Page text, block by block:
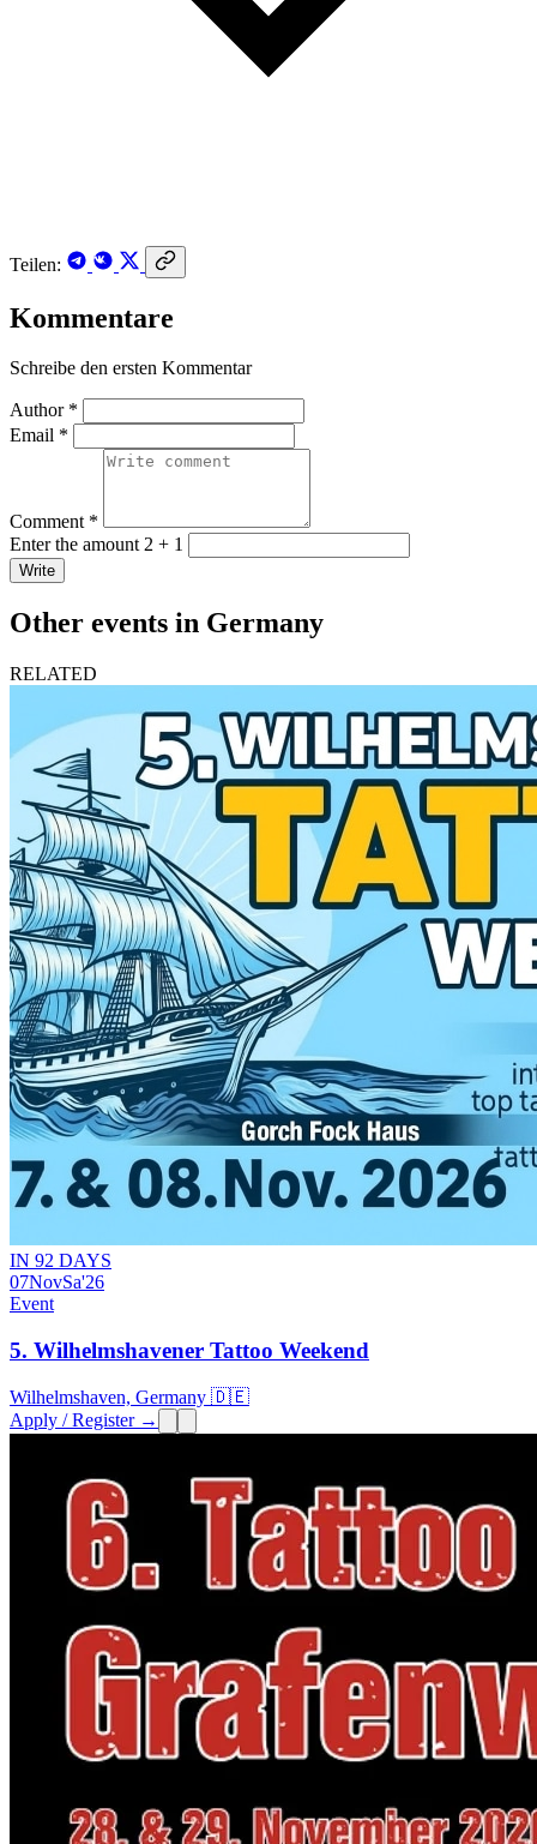
Teilen:
Kommentare
Schreibe den ersten Kommentar
Author *
Email *
Comment *
Enter the amount 2 + 1
Write
Other events in Germany
RELATED
IN 92 DAYS
07NovSa'26
Event
5. Wilhelmshavener Tattoo Weekend
Wilhelmshaven, Germany 🇩🇪
Apply / Register →